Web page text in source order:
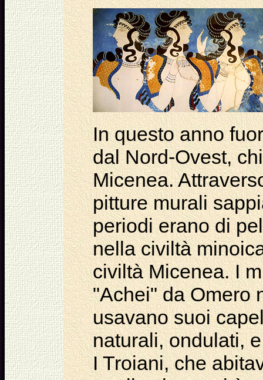
In questo anno
dal Nord-Ovest,
Micenea.
pitture murali
periodi erano di
nella civiltà
civiltà Micenea. I
"Achei" da Omero
usavano suoi
naturali, ondulati,
I Troiani, che